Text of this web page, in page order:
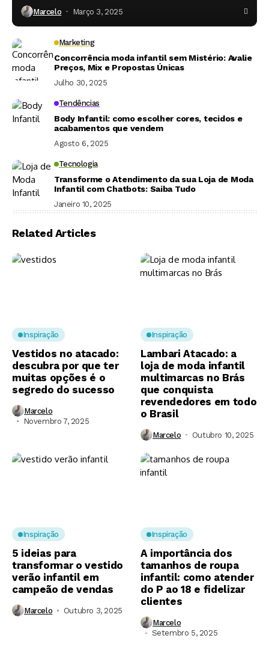
Marcelo Março 3, 2025
Marketing
Concorrência moda infantil sem Mistério: Avalie
Preços, Mix e Propostas Únicas
Julho 30, 2025
Tendências
Body Infantil: como escolher cores, tecidos e
acabamentos que vendem
Agosto 6, 2025
Tecnologia
Transforme o Atendimento da sua Loja de Moda
Infantil com Chatbots: Saiba Tudo
Janeiro 10, 2025
Related Articles
Inspiração
Vestidos no atacado:
descubra por que ter
muitas opções é o
segredo do sucesso
Marcelo
Novembro 7, 2025
Inspiração
Lambari Atacado: a
loja de moda infantil
multimarcas no Brás
que conquista
revendedores em todo
o Brasil
Marcelo Outubro 10, 2025
Inspiração
5 ideias para
transformar o vestido
verão infantil em
campeão de vendas
Marcelo Outubro 3, 2025
Inspiração
A importância dos
tamanhos de roupa
infantil: como atender
do P ao 18 e fidelizar
clientes
Marcelo
Setembro 5, 2025